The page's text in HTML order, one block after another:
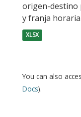
origen-destino
y franja
XLSX
You can also
Docs).